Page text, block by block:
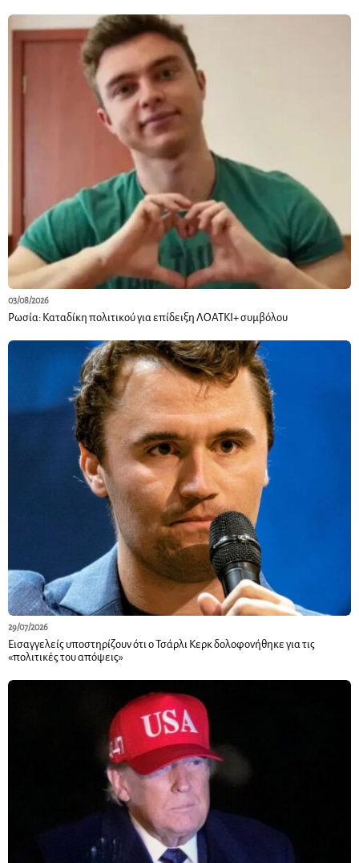
03/08/2026
Ρωσία: Καταδίκη πολιτικού για επίδειξη ΛΟΑΤΚΙ+ συμβόλου
29/07/2026
Εισαγγελείς υποστηρίζουν ότι ο Τσάρλι Κερκ δολοφονήθηκε για τις
«πολιτικές του απόψεις»